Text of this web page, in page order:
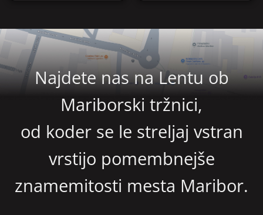
Najdete nas na Lentu ob
Mariborski tržnici,
od koder se le streljaj vstran
vrstijo pomembnejše
znamemitosti mesta Maribor.